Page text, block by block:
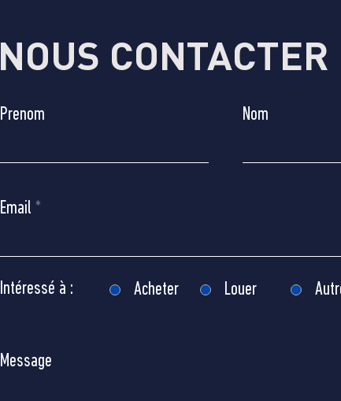
NOUS CONTACTER
Prenom Nom
Email
Intéressé à : Acheter Louer
Message